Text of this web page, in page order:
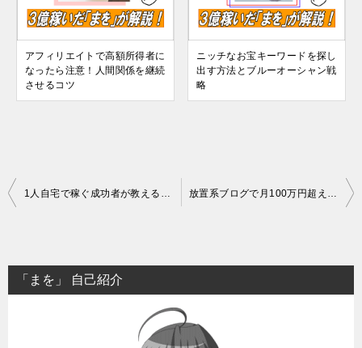
アフィリエイトで高額所得者に
なったら注意！人間関係を継続
させるコツ
ニッチなお宝キーワードを探し
出す方法とブルーオーシャン戦
略
投
ビ
ゲ
「まを」 自己紹介